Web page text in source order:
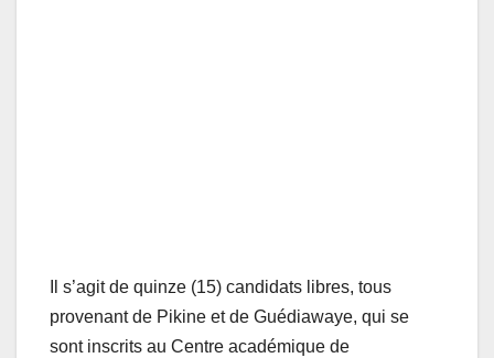
Il s’agit de quinze (15) candidats libres, tous
provenant de Pikine et de Guédiawaye, qui se
sont inscrits au Centre académique de